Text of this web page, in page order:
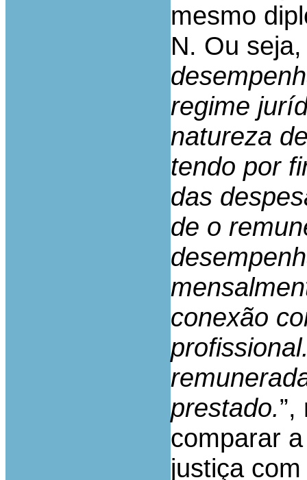
mesmo
N. Ou seja,
regime
natureza
tendo por
das
de o
conexão
prestado.
comparar
justiça